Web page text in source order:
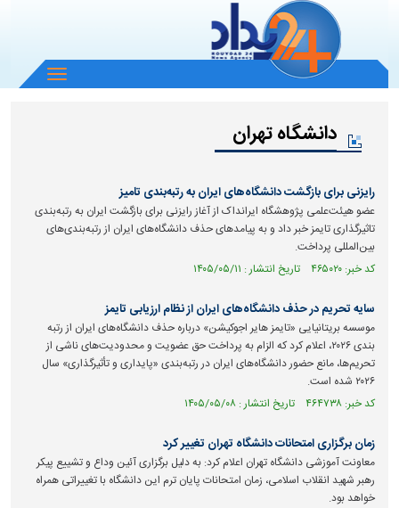
باز
و
دانشگاه تهران
رایزنی برای بازگشت دانشگاه‌های ایران به رتبه‌بندی تامیز
عضو هیئت‌علمی پژوهشگاه ایرانداک از آغاز رایزنی برای بازگشت ایران به رتبه‌بندی
تاثیرگذاری تایمز خبر داد و به پیامد‌های حذف دانشگاه‌های ایران از رتبه‌بندی‌های
بین‌المللی پرداخت.
کد خبر: ۴۶۵۰۲۰ تاریخ انتشار : ۱۴۰۵/۰۵/۱۱
سایه تحریم در حذف دانشگاه‌های ایران از نظام ارزیابی تایمز
موسسه بریتانیایی «تایمز هایر اجوکیشن» درباره حذف دانشگاه‌های ایران از رتبه
بندی ۲۰۲۶، اعلام کرد که الزام به پرداخت حق عضویت و محدودیت‌های ناشی از
تحریم‌ها، مانع حضور دانشگاه‌های ایران در رتبه‌بندی «پایداری و تأثیرگذاری» سال
۲۰۲۶ شده است.
کد خبر: ۴۶۴۷۳۸ تاریخ انتشار : ۱۴۰۵/۰۵/۰۸
زمان برگزاری امتحانات دانشگاه تهران تغییر کرد
معاونت آموزشی دانشگاه تهران اعلام کرد: به دلیل برگزاری آئین وداع و تشییع پیکر
رهبر شهید انقلاب اسلامی، زمان امتحانات پایان ترم این دانشگاه با تغییراتی همراه
خواهد بود.